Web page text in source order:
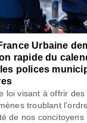
Urbaine
rapide du
polices
loi visant à offrir
troublant
de nos concitoyens